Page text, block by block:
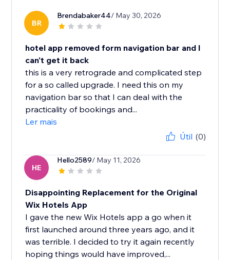
BR
Brendabaker44/ May 30, 2026
hotel app removed form navigation bar and I
can't get it back
this is a very retrograde and complicated step
for a so called upgrade. I need this on my
navigation bar so that I can deal with the
practicality of bookings and...
Ler mais
Útil (0)
HE
Hello2589/ May 11, 2026
Disappointing Replacement for the Original
Wix Hotels App
I gave the new Wix Hotels app a go when it
first launched around three years ago, and it
was terrible. I decided to try it again recently
hoping things would have improved,...